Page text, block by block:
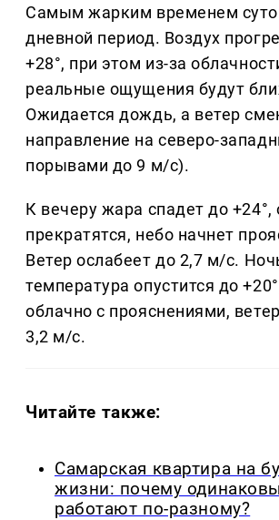
Самым жарким временем
дневной период. Воздух
+28°, при этом из-за
реальные ощущения будут
Ожидается дождь, а ветер
направление на северо-
порывами до 9 м/с).
К вечеру жара спадет до +24°,
прекратятся, небо начнет
Ветер ослабеет до 2,7 м/с.
температура опустится до
облачно с прояснениями,
3,2 м/с.
Читайте также:
Самарская квартира на
жизни: почему
работают по-разному?